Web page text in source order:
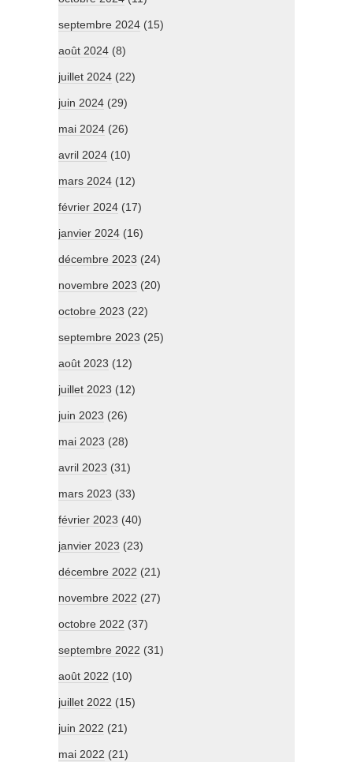
septembre 2024 (15)
août 2024 (8)
juillet 2024 (22)
juin 2024 (29)
mai 2024 (26)
avril 2024 (10)
mars 2024 (12)
février 2024 (17)
janvier 2024 (16)
décembre 2023 (24)
novembre 2023 (20)
octobre 2023 (22)
septembre 2023 (25)
août 2023 (12)
juillet 2023 (12)
juin 2023 (26)
mai 2023 (28)
avril 2023 (31)
mars 2023 (33)
février 2023 (40)
janvier 2023 (23)
décembre 2022 (21)
novembre 2022 (27)
octobre 2022 (37)
septembre 2022 (31)
août 2022 (10)
juillet 2022 (15)
juin 2022 (21)
mai 2022 (21)